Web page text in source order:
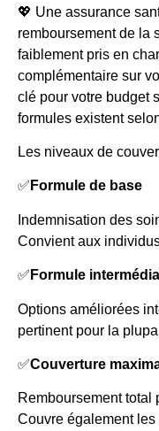
💖 Une assurance
remboursement de la
faiblement pris en
complémentaire sur
clé pour votre budget
formules existent
Les niveaux de
✅ Formule de base
Indemnisation des
Convient aux
✅ Formule
Options améliorées
pertinent pour la
✅Couverture
Remboursement total
Couvre également